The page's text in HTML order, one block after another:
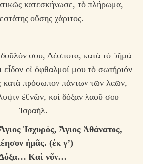
κατεσκήνωσε, τὸ πλήρωμα,
οὔσης χάριτος.
σου, Δέσποτα, κατὰ τὸ ῥῆμά
εἶδον οἱ ὀφθαλμοί μου τὸ σωτήριόν
κατὰ πρόσωπον πάντων τῶν λαῶν,
ἐθνῶν, καὶ δόξαν λαοῦ σου
Ἰσραήλ.
Ἰσχυρός, Ἅγιος Ἀθάνατος,
ἡμᾶς. (ἐκ γ’)
Καὶ νῦν…